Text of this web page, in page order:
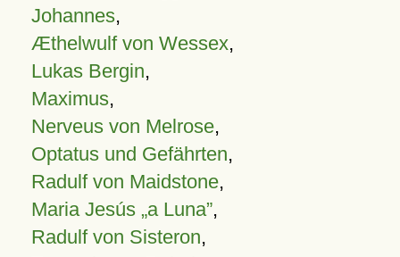
Johannes,
Æthelwulf von Wessex,
Lukas Bergin,
Maximus,
Nerveus von Melrose,
Optatus und Gefährten,
Radulf von Maidstone,
Maria Jesús „a Luna”,
Radulf von Sisteron,